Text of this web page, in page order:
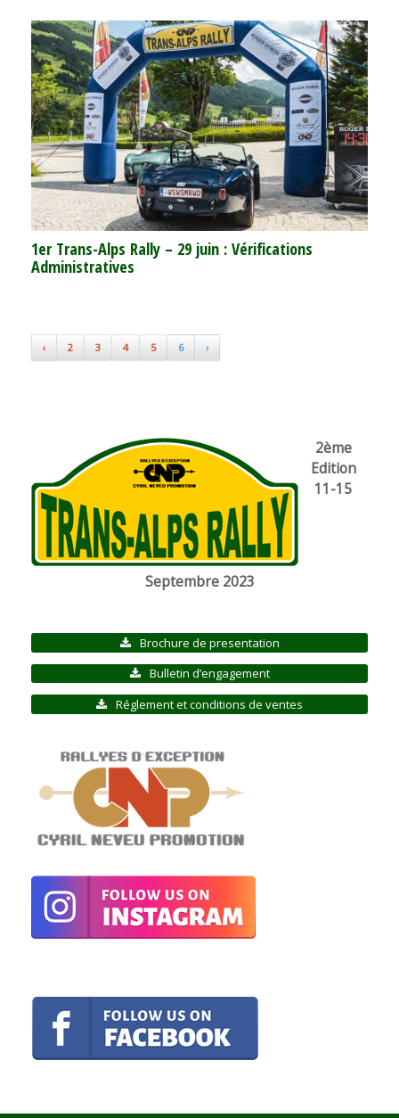
1er Trans-Alps Rally – 29 juin : Vérifications
Administratives
‹ 2 3 4 5 6 ›
2ème
Edition
11-15
Septembre 2023
Brochure de presentation
Bulletin d’engagement
Réglement et conditions de ventes